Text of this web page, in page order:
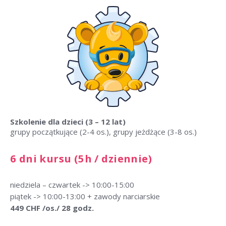
Szkolenie dla dzieci (3 – 12 lat)
grupy początkujące (2-4 os.), grupy jeżdżące (3-8 os.)
6 dni kursu (5h / dziennie)
niedziela – czwartek -> 10:00-15:00
piątek -> 10:00-13:00 + zawody narciarskie
449 CHF /os./ 28 godz.